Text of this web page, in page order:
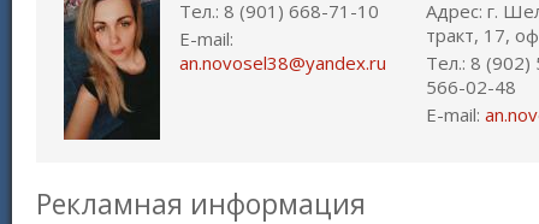
Тел.: 8 (901) 668-71-10
E-mail:
an.novosel38@yandex.ru
Адрес: г.
тракт, 17,
Тел.: 8
566-02-48
E-mail:
Рекламная информация